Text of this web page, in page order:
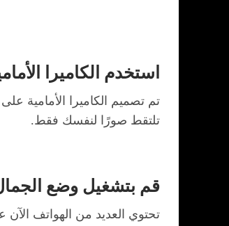
استخدم الكاميرا
تم تصميم الكاميرا الأمامية
تلتقط صورًا لنفسك فقط.
قم بتشغيل وضع
تحتوي العديد من الهواتف